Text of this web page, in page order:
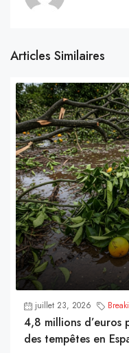
Articles Similaires
juillet 23, 2026
4,8 millions
des tempêtes en